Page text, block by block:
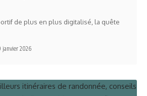
de plus en plus digitalisé, la quête
janvier 2026